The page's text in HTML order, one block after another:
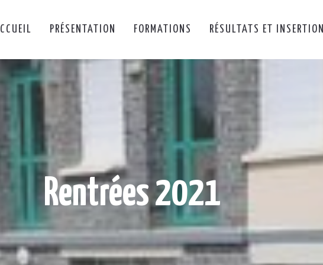
PRÉSENTATION FORMATIONS RÉSULTATS ET INSERTION
Rentrées 2021